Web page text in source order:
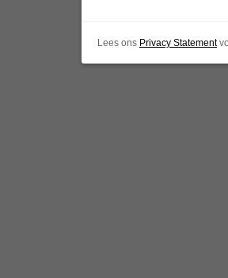
Lees ons Privacy Statement